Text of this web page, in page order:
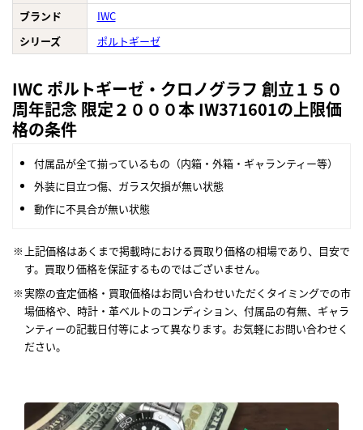
ブランド
IWC
シリーズ
ポルトギーゼ
IWC ポルトギーゼ・クロノグラフ 創立１５０
周年記念 限定２０００本 IW371601の上限価
格の条件
付属品が全て揃っているもの（内箱・外箱・ギャランティー等）
外装に目立つ傷、ガラス欠損が無い状態
動作に不具合が無い状態
上記価格はあくまで掲載時における買取り価格の相場であり、目安で
す。買取り価格を保証するものではございません。
実際の査定価格・買取価格はお問い合わせいただくタイミングでの市
場価格や、時計・革ベルトのコンディション、付属品の有無、ギャラ
ンティーの記載日付等によって異なります。お気軽にお問い合わせく
ださい。